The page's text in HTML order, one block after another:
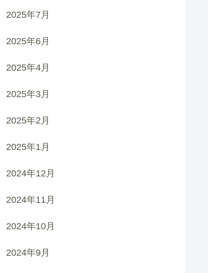
2025年7月
2025年6月
2025年4月
2025年3月
2025年2月
2025年1月
2024年12月
2024年11月
2024年10月
2024年9月